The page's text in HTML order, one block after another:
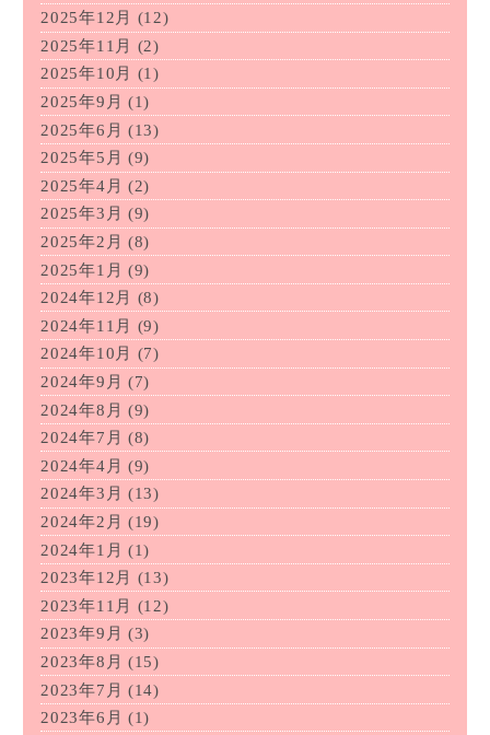
2025年12月
(12)
2025年11月
(2)
2025年10月
(1)
2025年9月 (1)
2025年6月 (13)
2025年5月 (9)
2025年4月 (2)
2025年3月 (9)
2025年2月 (8)
2025年1月 (9)
2024年12月
(8)
2024年11月
(9)
2024年10月
(7)
2024年9月 (7)
2024年8月 (9)
2024年7月 (8)
2024年4月 (9)
2024年3月 (13)
2024年2月 (19)
2024年1月 (1)
2023年12月
(13)
2023年11月
(12)
2023年9月 (3)
2023年8月 (15)
2023年7月 (14)
2023年6月 (1)